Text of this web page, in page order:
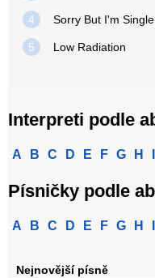
4 Sorry But I'm Single
5 Low Radiation
Interpreti podle
A B C D E F G H
Písničky podle
A B C D E F G H
Nejnovější písně